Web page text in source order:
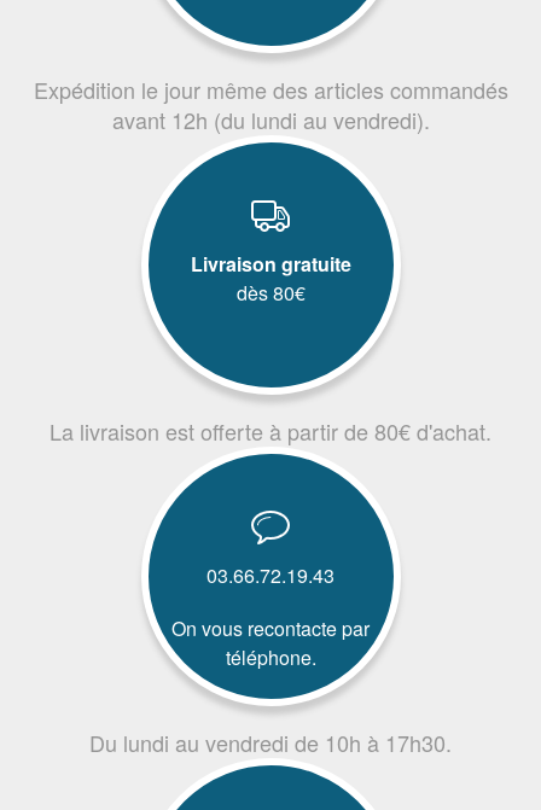
Expédition le jour même des articles commandés
avant 12h (du lundi au vendredi).
Livraison gratuite
dès 80€
La livraison est offerte à partir de 80€ d'achat.
03.66.72.19.43
On vous recontacte par
téléphone.
Du lundi au vendredi de 10h à 17h30.